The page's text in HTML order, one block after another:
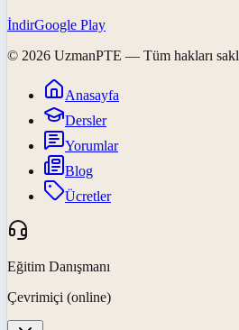
İndirGoogle Play
© 2026 UzmanPTE — Tüm hakları
Anasayfa
Dersler
Yorumlar
Blog
Ücretler
Eğitim Danışmanı
Çevrimiçi (online)